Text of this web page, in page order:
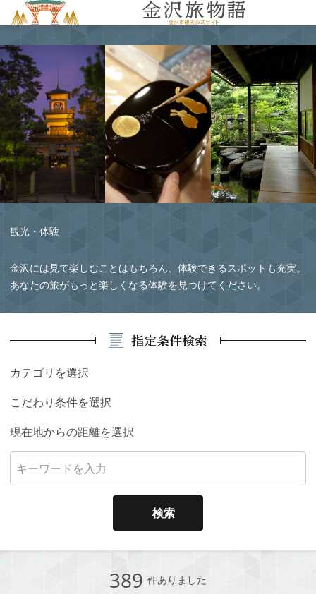
観光・体験
金沢には見て楽しむことはもちろん、体験できるスポットも充実。
あなたの旅がもっと楽しくなる体験を見つけてください。
指定条件検索
カテゴリを選択
こだわり条件を選択
現在地からの距離を選択
検索
389 件ありました